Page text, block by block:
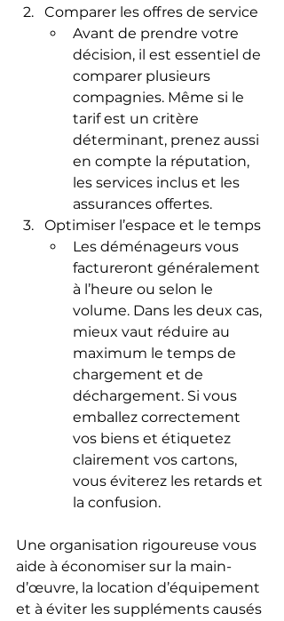
Comparer les offres de service
Avant de prendre votre
décision, il est essentiel de
comparer plusieurs
compagnies. Même si le
tarif est un critère
déterminant, prenez aussi
en compte la réputation,
les services inclus et les
assurances offertes.
Optimiser l’espace et le temps
Les déménageurs vous
factureront généralement
à l’heure ou selon le
volume. Dans les deux cas,
mieux vaut réduire au
maximum le temps de
chargement et de
déchargement. Si vous
emballez correctement
vos biens et étiquetez
clairement vos cartons,
vous éviterez les retards et
la confusion.
Une organisation rigoureuse vous
aide à économiser sur la main-
d’œuvre, la location d’équipement
et à éviter les suppléments causés